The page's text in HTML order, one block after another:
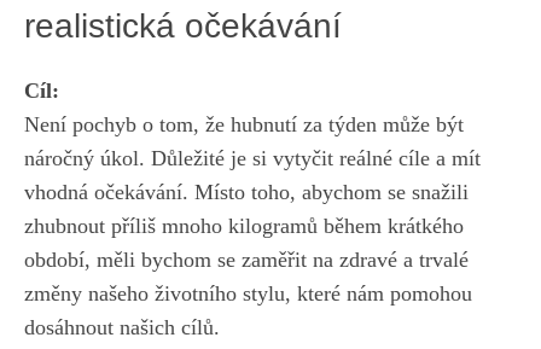
realistická očekávání
Cíl:
Není pochyb o⁤ tom,⁢ že ⁢hubnutí za týden může být
náročný ⁢úkol. ‍Důležité je si vytyčit reálné cíle a mít
vhodná očekávání. Místo toho, abychom se snažili
zhubnout příliš mnoho kilogramů během krátkého
období, měli bychom ‍se zaměřit na zdravé a trvalé⁢
změny​ našeho životního stylu, které ⁢nám pomohou
dosáhnout našich cílů.